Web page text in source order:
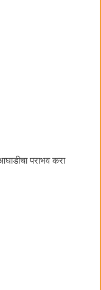
पराभव करा